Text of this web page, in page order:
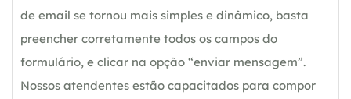
de email se tornou mais simples e dinâmico, basta
preencher corretamente todos os campos do
formulário, e clicar na opção “enviar mensagem”.
Nossos atendentes estão capacitados para compor